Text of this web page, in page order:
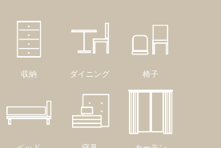
収納 ダイニング 椅子